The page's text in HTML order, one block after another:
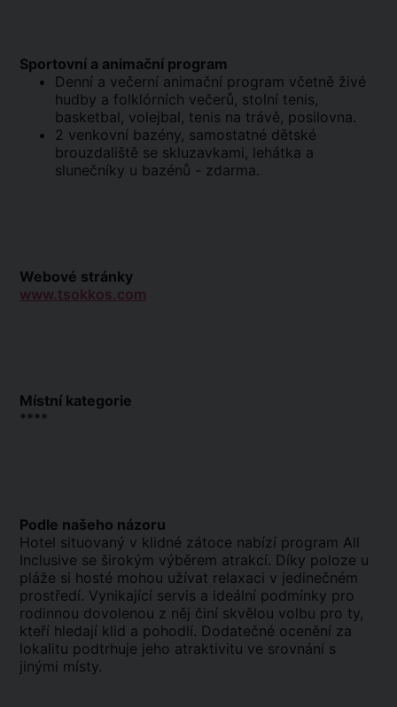
Sportovní a animační program
Denní a večerní animační program včetně živé
hudby a folklórních večerů, stolní tenis,
basketbal, volejbal, tenis na trávě, posilovna.
2 venkovní bazény, samostatné dětské
brouzdaliště se skluzavkami, lehátka a
slunečníky u bazénů - zdarma.
Webové stránky
www.tsokkos.com
Místní kategorie
****
Podle našeho názoru
Hotel situovaný v klidné zátoce nabízí program All
Inclusive se širokým výběrem atrakcí. Díky poloze u
pláže si hosté mohou užívat relaxaci v jedinečném
prostředí. Vynikající servis a ideální podmínky pro
rodinnou dovolenou z něj činí skvělou volbu pro ty,
kteří hledají klid a pohodlí. Dodatečné ocenění za
lokalitu podtrhuje jeho atraktivitu ve srovnání s
jinými místy.